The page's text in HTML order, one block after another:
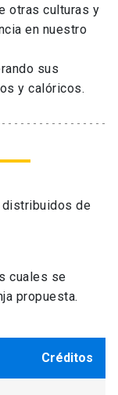
otras culturas y
en nuestro
sus
y calóricos.
distribuidos de
cuales se
propuesta.
Créditos